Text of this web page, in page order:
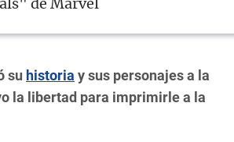
de Marvel
su historia y sus personajes a la
la libertad para imprimirle a la